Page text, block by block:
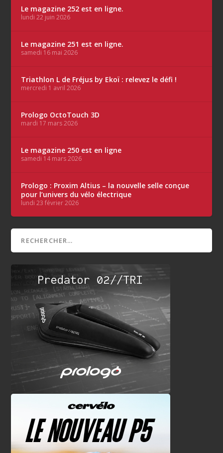
Le magazine 252 est en ligne.
lundi 22 juin 2026
Le magazine 251 est en ligne.
samedi 16 mai 2026
Triathlon L de Fréjus by Ekoï : relevez le défi !
mercredi 1 avril 2026
Prologo OctoTouch 3D
mardi 17 mars 2026
Le magazine 250 est en ligne
samedi 14 mars 2026
Prologo : Proxim Altius – la nouvelle selle conçue
pour l’univers du vélo électrique
lundi 23 février 2026